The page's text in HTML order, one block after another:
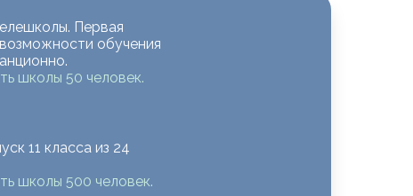
Первая
обучения
школы 50 человек.
11 класса из 24
школы 500 человек.